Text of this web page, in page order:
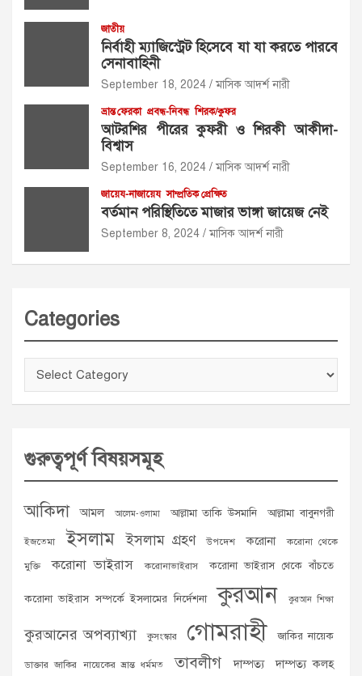
জাতীয়
নির্বাহী ম্যাজিস্ট্রেট হিসেবে যা যা করতে পারবে
সেনাবাহিনী
September 18, 2024 মাসিক আদর্শ নারী
ভ্রান্ত ফেরকা প্রবন্ধ-নিবন্ধ শিরক/কুফর
আটরশির পীরের কুফরী ও শিরকী আকীদা-
বিশ্বাস
September 16, 2024 মাসিক আদর্শ নারী
জায়েয-নাজায়েয সাম্প্রতিক প্রেক্ষিত
বর্তমান পরিস্থিতিতে মাজার ভাঙ্গা জায়েজ নেই
September 8, 2024 মাসিক আদর্শ নারী
Categories
Categories
গুরুত্বপূর্ণ বিষয়সমূহ
আকিদা আমল আলেম-ওলামা আল্লামা তাকি উসমানি আল্লামা বাবুনগরী
ইজতেমা ইসলাম ইসলাম গ্রহণ উপদেশ করোনা করোনা থেকে
মুক্তি করোনা ভাইরাস করোনাভাইরাস করোনা ভাইরাস থেকে বাঁচতে
করোনা ভাইরাস সম্পর্কে ইসলামের নির্দেশনা কুরআন কুরআন শিক্ষা
কুরআনের অপব্যাখ্যা কুসংস্কার গোমরাহী জাকির নায়েক
ডাক্তার জাকির নায়েকের ভ্রান্ত ধর্মমত তাবলীগ দাম্পত্য দাম্পত্য কলহ